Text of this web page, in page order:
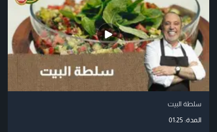
سلطة البيت
المدة: 01:25